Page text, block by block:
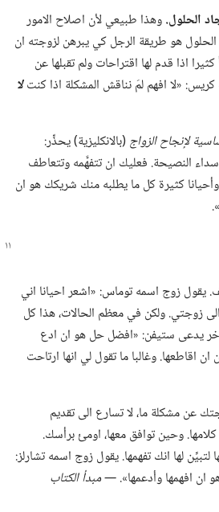
الحلول.‏وهذا طبيعي لأن اصلاح الامور
هو طريقة الرجل كي يبرهن لزوجته ان
كثيرا اذا قدم لها اقتراحات ولم تقبلها عن
«لا افهم لمَ نناقش المشكلة اذا كنتلا
لإنجاح الزواج(‏بالانكليزية)‏ يحذِّر:‏
النصيحة.‏ فعليك ان تتفهَّمه وتتعاطف
كثيرة كل ما يطلبه منك شريكك هو ان
يقول زوج اسمه توماس:‏ «اشعر احيانا اني
زوجتي.‏ ولكن في معظم الحالات،‏ هذا كل
يدعى ستيفن:‏ «افضل حل هو ان ادع
اقاطعها.‏ وغالبا ما تقول لي انها ارتاحت
عن مشكلة ما،‏ لا تسارع الى تقديم
كلامها.‏ وحين توافق معها،‏ اومئ برأسك.‏
لها انك تفهمها.‏ يقول زوج اسمه تشارلز:‏
ان افهمها وأدعمها».‏‏—‏ مبدأ الكتاب